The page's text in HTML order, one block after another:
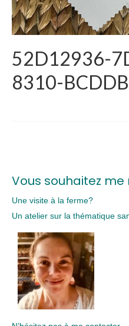
52D12936-
8310-
Vous souhaitez
Une visite à la ferme?
Un atelier sur la thématique